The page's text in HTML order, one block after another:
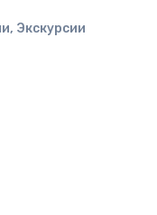
, Экскурсии